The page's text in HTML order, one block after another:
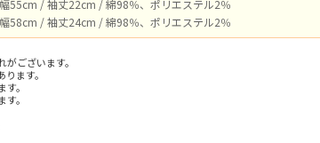
55cm / 袖丈22cm / 綿98％、ポリエステル2％
58cm / 袖丈24cm / 綿98％、ポリエステル2％
ございます。
ます。
。
。